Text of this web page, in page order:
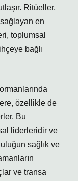
Ritüeller,
en
toplumsal
bağlı
özellikle de
Bu
liderleridir ve
sağlık ve
ve transa